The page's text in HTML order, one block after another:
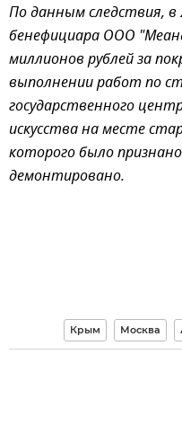
По данным следствия, в
бенефициара ООО
миллионов рублей за
выполнении работ по
государственного
искусства на месте
которого было
демонтировано.
Крым Москва